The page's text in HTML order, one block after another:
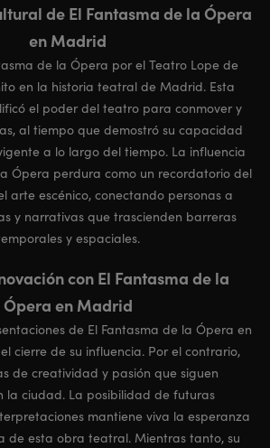
de El Fantasma de la Ópera
en Madrid
de la Ópera por el Teatro Lope de
en la historia teatral de Madrid. Esta
el poder del teatro para conmover y
al tiempo que demostró su capacidad
a lo largo del tiempo. La influencia
Ópera perdura como un recordatorio del
arte escénico, conectando personas a
y narrativas que trascienden barreras
y espaciales.
con El Fantasma de la
Ópera en Madrid
de El Fantasma de la Ópera en
cierre de su influencia. Por el contrario,
de creatividad y pasión que siguen
la ciudad. La posibilidad de futuras
mantiene viva la esperanza
de esta obra teatral. Mientras tanto, su